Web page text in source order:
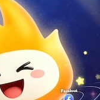
支持
快连加速器